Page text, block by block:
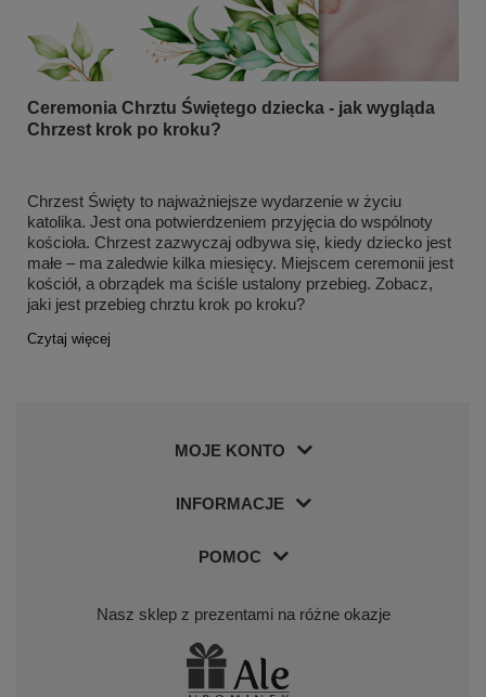
Ceremonia Chrztu Świętego dziecka - jak wygląda
Chrzest krok po kroku?
Chrzest Święty to najważniejsze wydarzenie w życiu
katolika. Jest ona potwierdzeniem przyjęcia do wspólnoty
kościoła. Chrzest zazwyczaj odbywa się, kiedy dziecko jest
małe – ma zaledwie kilka miesięcy. Miejscem ceremonii jest
kościół, a obrządek ma ściśle ustalony przebieg. Zobacz,
jaki jest przebieg chrztu krok po kroku?
Czytaj więcej
MOJE KONTO
INFORMACJE
POMOC
Nasz sklep z prezentami na różne okazje